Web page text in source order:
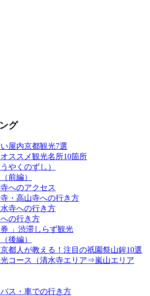
グ
屋内京都観光7選
ススメ観光名所10箇所
やくのずし）
前編）
へのアクセス
・高山寺への行き方
寺への行き方
の行き方
券 」渋滞しらず観光
後編）
京都人が教える！注目の祇園祭山鉾10選
光コース（清水寺エリア⇒嵐山エリア
ス・車での行き方